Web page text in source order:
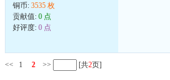
铜币: 3535 枚
贡献值: 0 点
好评度: 0 点
<< 1 2 >> [共2页]